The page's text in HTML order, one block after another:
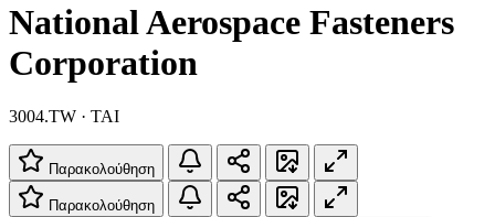
National Aerospace Fasteners
Corporation
3004.TW · TAI
Παρακολούθηση
Παρακολούθηση